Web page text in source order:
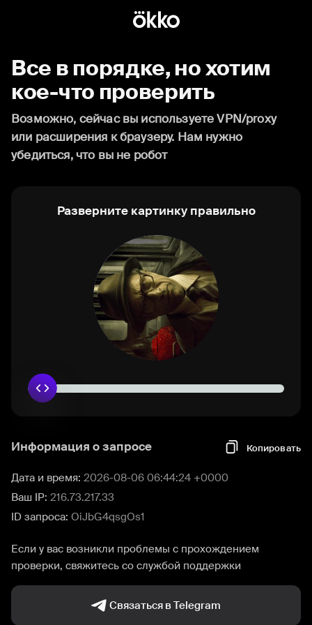
Все в порядке, но хотим
кое-что проверить
Возможно, сейчас вы используете VPN/proxy
или расширения к браузеру. Нам нужно
убедиться, что вы не робот
Разверните картинку правильно
Информация о запросе Копировать
Дата и время: 2026-08-06 06:44:24 +0000
Ваш IP: 216.73.217.33
ID запроса: OiJbG4qsgOs1
Если у вас возникли проблемы с прохождением
проверки, свяжитесь со службой поддержки
Связаться в Telegram